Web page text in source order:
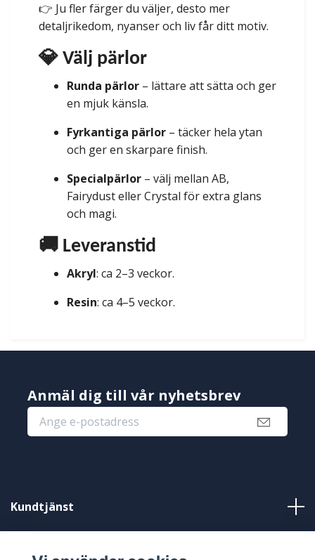
👉 Ju fler färger du väljer, desto mer
detaljrikedom, nyanser och liv får ditt motiv.
💎 Välj pärlor
Runda pärlor – lättare att sätta och ger
en mjuk känsla.
Fyrkantiga pärlor – täcker hela ytan
och ger en skarpare finish.
Specialpärlor – välj mellan AB,
Fairydust eller Crystal för extra glans
och magi.
🚚 Leveranstid
Akryl: ca 2–3 veckor.
Resin: ca 4–5 veckor.
Anmäl dig till vår nyhetsbrev
Kundtjänst